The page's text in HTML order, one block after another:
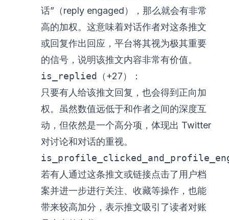
话”（reply engaged），那么就会有非常
高的加权。这意味着对话作者对这条推文
或回复作出回应，平台将其视为极其重要
的信号，说明该推文内容非常有价值。
is_replied （+27）：
只要有人给该推文回复，也会得到正向加
权。虽然数值远低于和作者之间的深度互
动，但依然是一个高分项，体现出 Twitter
对讨论和对话的重视。
若有人通过这条推文或链接点击了用户档
案并进一步进行关注、收藏等操作，也能
带来较高加分，表示推文吸引了读者对账